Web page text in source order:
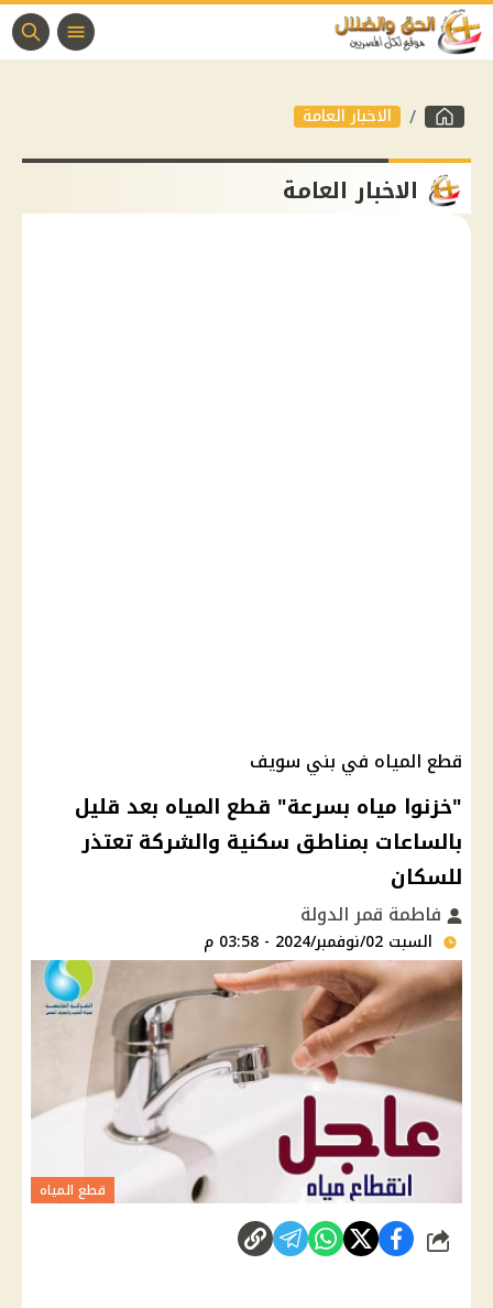
الاخبار العامة
الاخبار العامة
قطع المياه في بني سويف
"خزنوا مياه بسرعة" قطع المياه بعد قليل
بالساعات بمناطق سكنية والشركة تعتذر
للسكان
فاطمة قمر الدولة
السبت 02/نوفمبر/2024 - 03:58 م
قطع المياه
شارك